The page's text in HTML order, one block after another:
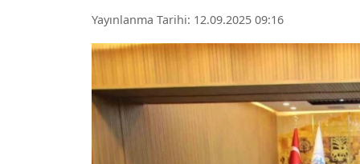
Yayınlanma Tarihi: 12.09.2025 09:16